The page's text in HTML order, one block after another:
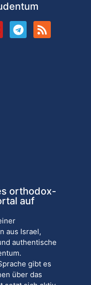
orthodox-
auf
aus Israel,
authentische
gibt es
über das